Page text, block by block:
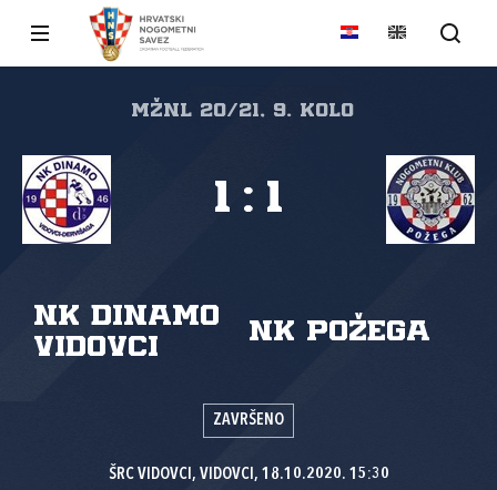
MŽNL 20/21, 9. kolo
NK Dinamo
Vidovci
NK Požega
1 : 1
ZAVRŠENO
ŠRC VIDOVCI, VIDOVCI, 18.10.2020. 15:30